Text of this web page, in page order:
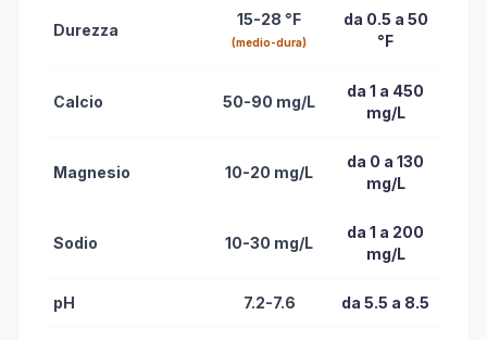
Durezza
15-28 °F
(medio-dura)
da 0.5 a 50
°F
Calcio 50-90 mg/L
da 1 a 450
mg/L
Magnesio 10-20 mg/L
da 0 a 130
mg/L
Sodio 10-30 mg/L
da 1 a 200
mg/L
pH 7.2-7.6 da 5.5 a 8.5